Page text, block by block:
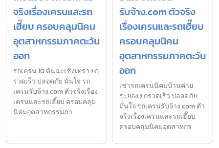
จริงเรื่องเครนและรถ
เฮี๊ยบ ครอบคลุมนิคม
อุตสาหกรรมภาคตะวัน
ออก
รถเครน 10 ตันฉะเชิงเทรา ยก
รวดเร็ว ปลอดภัย มั่นใจ รถ
เครนรับจ้าง.com ตัวจริงเรื่อง
เครนและรถเฮี๊ยบ ครอบคลุม
นิคมอุตสาหกรรมภา
รับจ้าง.com ตัวจริง
เรื่องเครนและรถเฮี๊ยบ
ครอบคลุมนิคม
อุตสาหกรรมภาคตะวัน
ออก
เช่ารถเครนนิคมบ้านค่าย
ระยอง ยกรวดเร็ว ปลอดภัย
มั่นใจ รถเครนรับจ้าง.com ตัว
จริงเรื่องเครนและรถเฮี๊ยบ
ครอบคลุมนิคมอุตสาหกร